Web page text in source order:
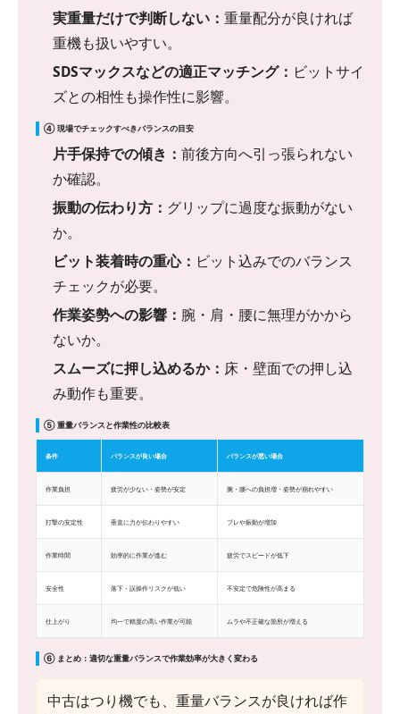
実重量だけで判断しない： 重量配分が良ければ
重機も扱いやすい。
SDSマックスなどの適正マッチング： ビットサイ
ズとの相性も操作性に影響。
④ 現場でチェックすべきバランスの目安
片手保持での傾き： 前後方向へ引っ張られない
か確認。
振動の伝わり方： グリップに過度な振動がない
か。
ビット装着時の重心： ビット込みでのバランス
チェックが必要。
作業姿勢への影響： 腕・肩・腰に無理がかから
ないか。
スムーズに押し込めるか： 床・壁面での押し込
み動作も重要。
⑤ 重量バランスと作業性の比較表
条件 バランスが良い場合 バランスが悪い場合
作業負担 疲労が少ない・姿勢が安定 腕・腰への負担増・姿勢が崩れやすい
打撃の安定性 垂直に力が伝わりやすい ブレや振動が増加
作業時間 効率的に作業が進む 疲労でスピードが低下
安全性 落下・誤操作リスクが低い 不安定で危険性が高まる
仕上がり 均一で精度の高い作業が可能 ムラや不正確な箇所が増える
⑥ まとめ：適切な重量バランスで作業効率が大きく変わる
中古はつり機でも、重量バランスが良ければ作